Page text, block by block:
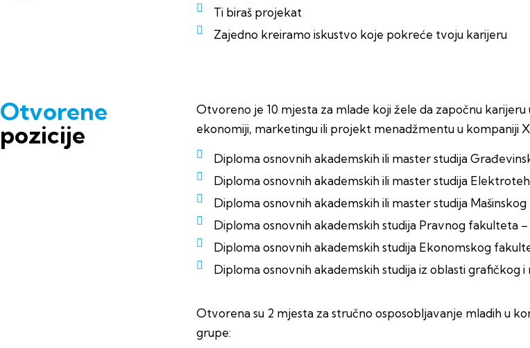
Ti biraš projekat
Zajedno kreiramo iskustvo koje pokreće tvoju karijeru
Otvorene
pozicije
Otvoreno je 10 mjesta za mlade koji žele da započnu
ekonomiji, marketingu ili projekt menadžmentu u kompaniji
Diploma osnovnih akademskih ili master studija
Diploma osnovnih akademskih ili master studija
Diploma osnovnih akademskih ili master studija
Diploma osnovnih akademskih studija Pravnog fakulteta –
Diploma osnovnih akademskih studija Ekonomskog
Diploma osnovnih akademskih studija iz oblasti grafičkog
Otvorena su 2 mjesta za stručno osposobljavanje mladih u
grupe: